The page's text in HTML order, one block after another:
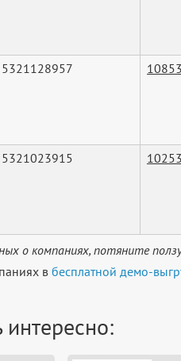
5321128957
5321023915
о компаниях, потяните
в бесплатной демо-